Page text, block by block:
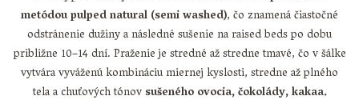
metódou pulped natural (semi washed), čo znamená čiastočné
odstránenie dužiny a následné sušenie na raised beds po dobu
približne 10–14 dní. Praženie je stredné až stredne tmavé, čo v šálke
vytvára vyváženú kombináciu miernej kyslosti, stredne až plného
tela a chuťových tónovsušeného ovocia, čokolády, kakaa.